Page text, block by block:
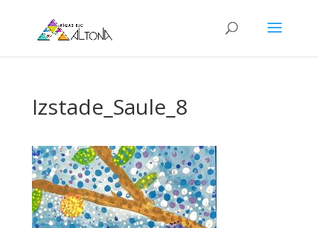
Izstade_Saule_8